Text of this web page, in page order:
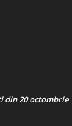
din 20 octombrie